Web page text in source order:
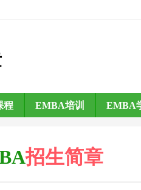
程 EMBA培训 EMBA
招生简章